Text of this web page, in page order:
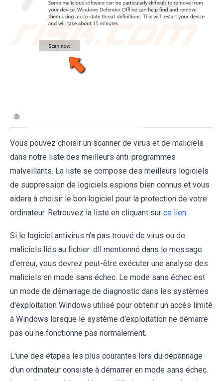
Vous pouvez choisir un scanner de virus et de maliciels
dans notre liste des meilleurs anti-programmes
malveillants. La liste se compose des meilleurs logiciels
de suppression de logiciels espions bien connus et vous
aidera à choisir le bon logiciel pour la protection de votre
ordinateur. Retrouvez la liste en cliquant sur ce lien.
Si le logiciel antivirus n'a pas trouvé de virus ou de
maliciels liés au fichier .dll mentionné dans le message
d'erreur, vous devrez peut-être exécuter une analyse des
maliciels en mode sans échec. Le mode sans échec est
un mode de démarrage de diagnostic dans les systèmes
d'exploitation Windows utilisé pour obtenir un accès limité
à Windows lorsque le système d'exploitation ne démarre
pas ou ne fonctionne pas normalement.
L'une des étapes les plus courantes lors du dépannage
d'un ordinateur consiste à démarrer en mode sans échec.